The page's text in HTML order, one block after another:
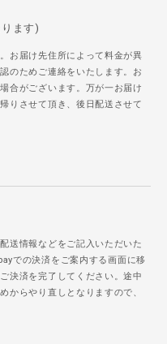
ます)
お届け先住所によって料金が異
のためご連絡をいたします。お
合がございます。万が一お届け
りさせて頂き、後日配送させて
送情報などをご記入いただいた
での決済をご案内する画面に移
決済を完了してください。途中
からやり直しとなりますので、